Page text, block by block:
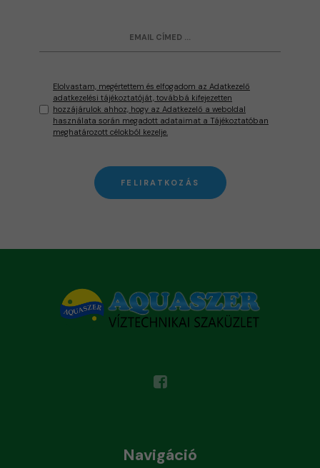
Elolvastam, megértettem és elfogadom az Adatkezelő
adatkezelési tájékoztatóját, továbbá kifejezetten
hozzájárulok ahhoz, hogy az Adatkezelő a weboldal
használata során megadott adataimat a Tájékoztatóban
meghatározott célokból kezelje.
FELIRATKOZÁS
Navigáció